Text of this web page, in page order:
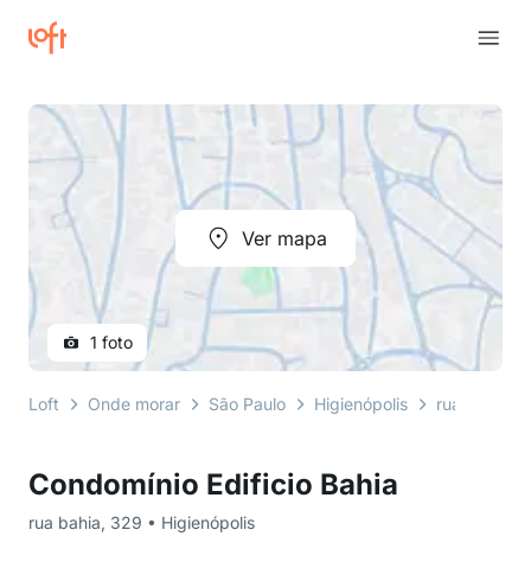
Condomínio Edificio Bahia
rua bahia, 329 • Higienópolis
Ver mapa
1 foto
Loft Onde morar São Paulo Higienópolis rua bahia